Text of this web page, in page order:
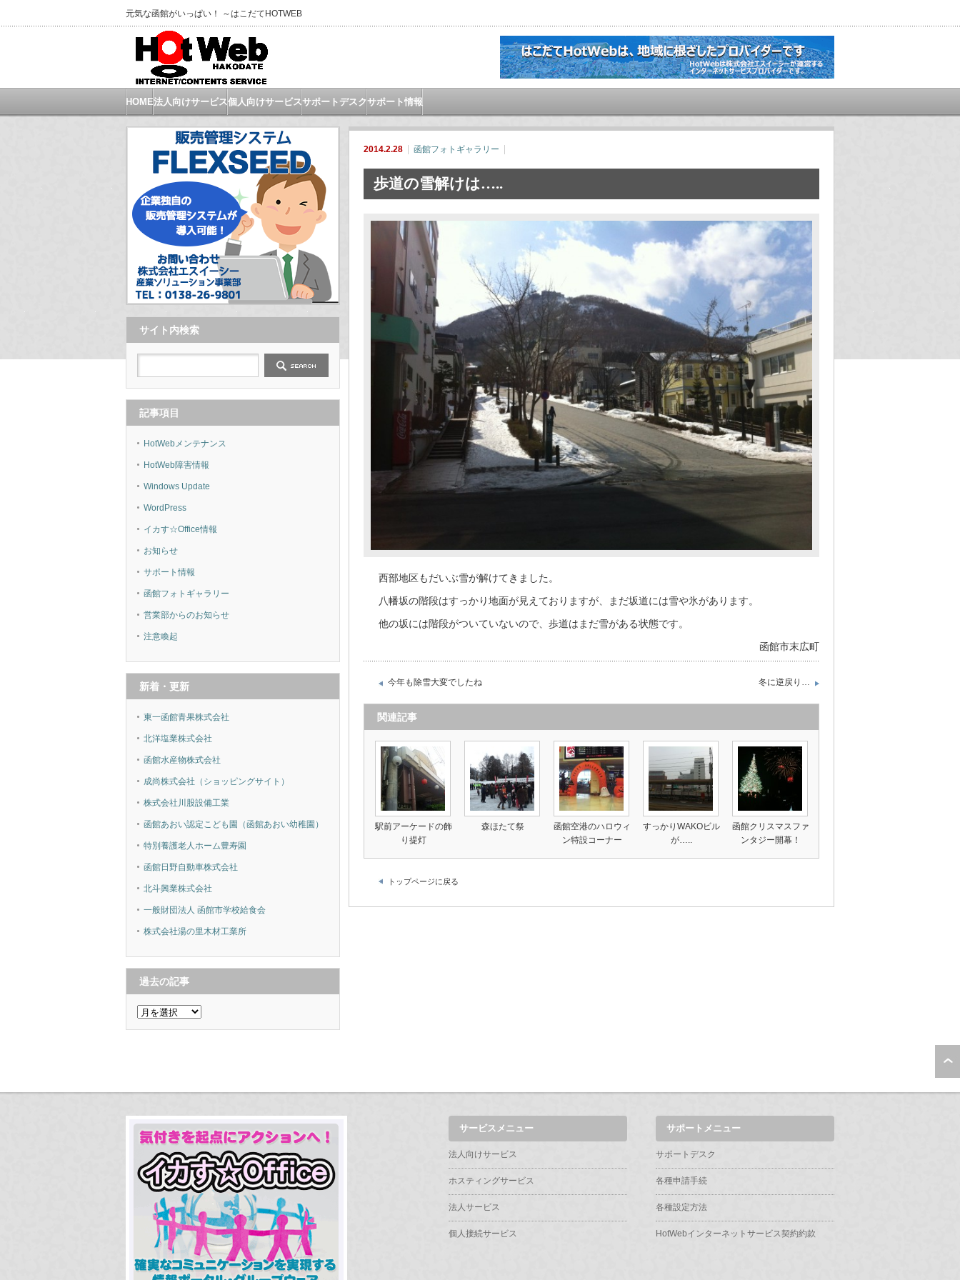
元気な函館がいっぱい！ ～はこだてHOTWEB
HOME法人向けサービス個人向けサービスサポートデスクサポート情報
2014.2.28 函館フォトギャラリー
歩道の雪解けは…..
西部地区もだいぶ雪が解けてきました。
八幡坂の階段はすっかり地面が見えておりますが、まだ坂道には雪や氷があります。
他の坂には階段がついていないので、歩道はまだ雪がある状態です。
函館市末広町
今年も除雪大変でしたね 冬に逆戻り…
関連記事
駅前アーケードの飾
り提灯
森ほたて祭
函館空港のハロウィ
ン特設コーナー
すっかりWAKOビル
が…..
函館クリスマスファ
ンタジー開幕！
トップページに戻る
サイト内検索
記事項目
HotWebメンテナンス
HotWeb障害情報
Windows Update
WordPress
イカす☆Office情報
お知らせ
サポート情報
函館フォトギャラリー
営業部からのお知らせ
注意喚起
新着・更新
東一函館青果株式会社
北洋塩業株式会社
函館水産物株式会社
成尚株式会社（ショッピングサイト）
株式会社川股設備工業
函館あおい認定こども園（函館あおい幼稚園）
特別養護老人ホーム豊寿園
函館日野自動車株式会社
北斗興業株式会社
一般財団法人 函館市学校給食会
株式会社湯の里木材工業所
過去の記事
過
サービスメニュー
法人向けサービス
ホスティングサービス
法人サービス
個人接続サービス
サポートメニュー
サポートデスク
各種申請手続
各種設定方法
HotWebインターネットサービス契約約款